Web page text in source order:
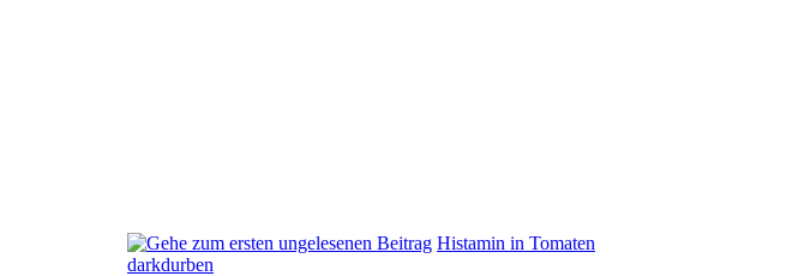
Histamin in Tomaten
darkdurben